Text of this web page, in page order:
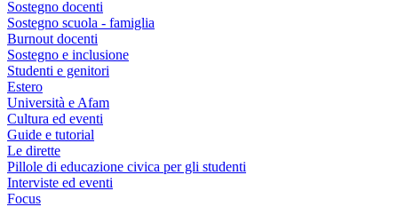
Sostegno docenti
Sostegno scuola - famiglia
Burnout docenti
Sostegno e inclusione
Studenti e genitori
Estero
Università e Afam
Cultura ed eventi
Guide e tutorial
Le dirette
Pillole di educazione civica per gli studenti
Interviste ed eventi
Focus